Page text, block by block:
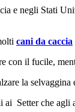
e negli Stati
cani da caccia
con il fucile,
la
ai Setter che agli